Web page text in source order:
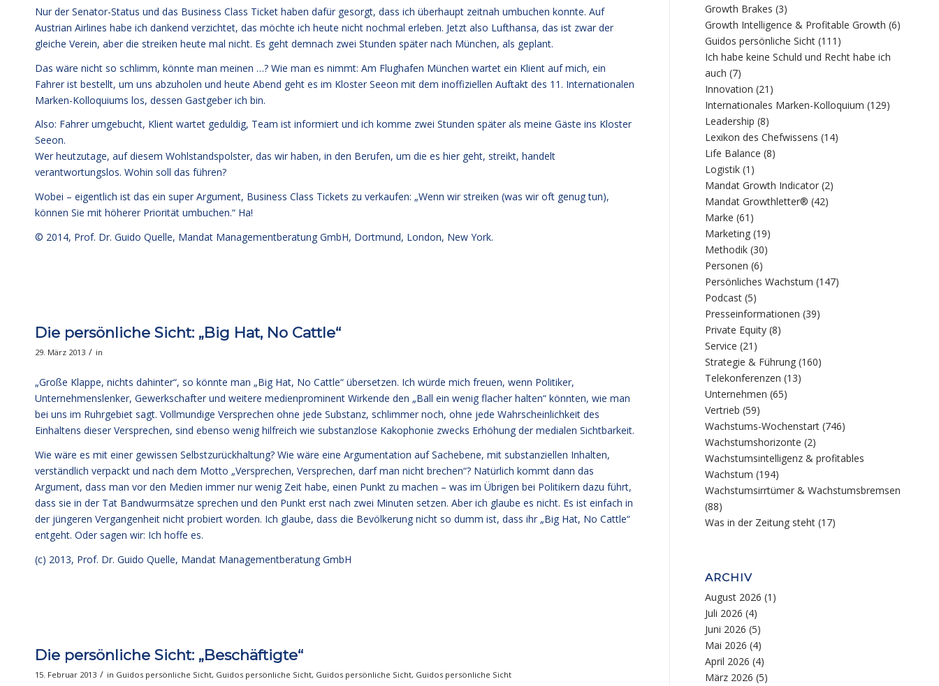
Nur der Senator-Status und das Business Class Ticket haben dafür gesorgt, dass ich überhaupt zeitnah umbuchen konnte. Auf
Austrian Airlines habe ich dankend verzichtet, das möchte ich heute nicht nochmal erleben. Jetzt also Lufthansa, das ist zwar der
gleiche Verein, aber die streiken heute mal nicht. Es geht demnach zwei Stunden später nach München, als geplant.
Das wäre nicht so schlimm, könnte man meinen …? Wie man es nimmt: Am Flughafen München wartet ein Klient auf mich, ein
Fahrer ist bestellt, um uns abzuholen und heute Abend geht es im Kloster Seeon mit dem inoffiziellen Auftakt des 11. Internationalen
Marken-Kolloquiums los, dessen Gastgeber ich bin.
Also: Fahrer umgebucht, Klient wartet geduldig, Team ist informiert und ich komme zwei Stunden später als meine Gäste ins Kloster
Seeon.
Wer heutzutage, auf diesem Wohlstandspolster, das wir haben, in den Berufen, um die es hier geht, streikt, handelt
verantwortungslos. Wohin soll das führen?
Wobei – eigentlich ist das ein super Argument, Business Class Tickets zu verkaufen: „Wenn wir streiken (was wir oft genug tun),
können Sie mit höherer Priorität umbuchen.“ Ha!
© 2014, Prof. Dr. Guido Quelle, Mandat Managementberatung GmbH, Dortmund, London, New York.
Die persönliche Sicht: „Big Hat, No Cattle“
29. März 2013 / in
„Große Klappe, nichts dahinter“, so könnte man „Big Hat, No Cattle“ übersetzen. Ich würde mich freuen, wenn Politiker,
Unternehmenslenker, Gewerkschafter und weitere medienprominent Wirkende den „Ball ein wenig flacher halten“ könnten, wie man
bei uns im Ruhrgebiet sagt. Vollmundige Versprechen ohne jede Substanz, schlimmer noch, ohne jede Wahrscheinlichkeit des
Einhaltens dieser Versprechen, sind ebenso wenig hilfreich wie substanzlose Kakophonie zwecks Erhöhung der medialen Sichtbarkeit.
Wie wäre es mit einer gewissen Selbstzurückhaltung? Wie wäre eine Argumentation auf Sachebene, mit substanziellen Inhalten,
verständlich verpackt und nach dem Motto „Versprechen, Versprechen, darf man nicht brechen“? Natürlich kommt dann das
Argument, dass man vor den Medien immer nur wenig Zeit habe, einen Punkt zu machen – was im Übrigen bei Politikern dazu führt,
dass sie in der Tat Bandwurmsätze sprechen und den Punkt erst nach zwei Minuten setzen. Aber ich glaube es nicht. Es ist einfach in
der jüngeren Vergangenheit nicht probiert worden. Ich glaube, dass die Bevölkerung nicht so dumm ist, dass ihr „Big Hat, No Cattle“
entgeht. Oder sagen wir: Ich hoffe es.
(c) 2013, Prof. Dr. Guido Quelle, Mandat Managementberatung GmbH
Die persönliche Sicht: „Beschäftigte“
15. Februar 2013 / in Guidos persönliche Sicht, Guidos persönliche Sicht, Guidos persönliche Sicht, Guidos persönliche Sicht
Growth Brakes (3)
Growth Intelligence & Profitable Growth (6)
Guidos persönliche Sicht (111)
Ich habe keine Schuld und Recht habe ich
auch (7)
Innovation (21)
Internationales Marken-Kolloquium (129)
Leadership (8)
Lexikon des Chefwissens (14)
Life Balance (8)
Logistik (1)
Mandat Growth Indicator (2)
Mandat Growthletter® (42)
Marke (61)
Marketing (19)
Methodik (30)
Personen (6)
Persönliches Wachstum (147)
Podcast (5)
Presseinformationen (39)
Private Equity (8)
Service (21)
Strategie & Führung (160)
Telekonferenzen (13)
Unternehmen (65)
Vertrieb (59)
Wachstums-Wochenstart (746)
Wachstumshorizonte (2)
Wachstumsintelligenz & profitables
Wachstum (194)
Wachstumsirrtümer & Wachstumsbremsen
(88)
Was in der Zeitung steht (17)
ARCHIV
August 2026 (1)
Juli 2026 (4)
Juni 2026 (5)
Mai 2026 (4)
April 2026 (4)
März 2026 (5)